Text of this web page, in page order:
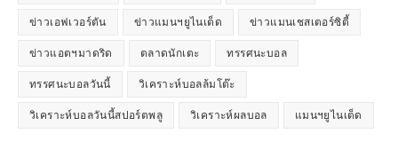
ข่าวเอฟเวอร์ตัน ข่าวแมนฯยูไนเต็ด ข่าวแมนเชสเตอร์ซิตี้
ข่าวแอตฯมาดริด ตลาดนักเตะ ทรรศนะบอล
ทรรศนะบอลวันนี้ วิเคราะห์บอลล้มโต๊ะ
วิเคราะห์บอลวันนี้สปอร์ตพลู วิเคราะห์ผลบอล แมนฯยูไนเต็ด